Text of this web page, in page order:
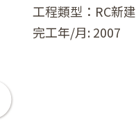
工程類型：RC新建
完工年/月: 2007